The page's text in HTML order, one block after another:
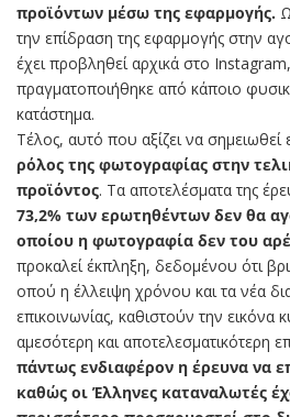
προϊόντων μέσω της εφαρμογής.
την επίδραση της εφαρμογής στην
έχει προβληθεί αρχικά στο
πραγματοποιήθηκε από κάποιο
κατάστημα.
Τέλος, αυτό που αξίζει να σημειωθεί
ρόλος της φωτογραφίας στην
προϊόντος. Τα αποτελέσματα της
73,2% των ερωτηθέντων δεν θα
οποίου η φωτογραφία δεν του
προκαλεί έκπληξη, δεδομένου ότι
οπού η έλλειψη χρόνου και τα νέα
επικοινωνίας, καθιστούν την εικόνα
αμεσότερη και αποτελεσματικότερη
πάντως ενδιαφέρον η έρευνα να
καθώς οι Έλληνες καταναλωτές